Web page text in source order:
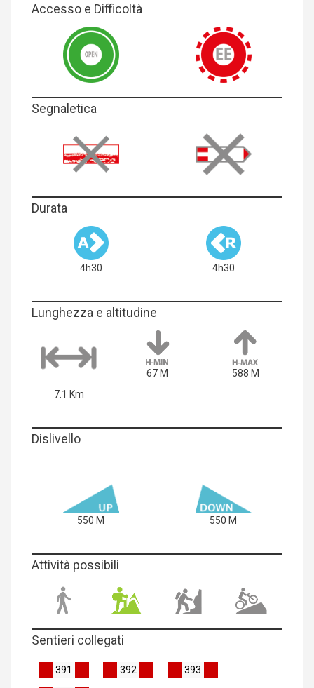
Accesso e Difficoltà
Segnaletica
Durata
4h30 4h30
Lunghezza e altitudine
7.1 Km
67 M 588 M
Dislivello
550 M 550 M
Attività possibili
Sentieri collegati
391 392 393